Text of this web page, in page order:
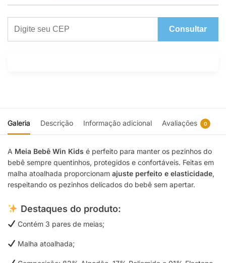
Consultar
Galeria Descrição Informação adicional Avaliações 0
A Meia Bebê Win Kids é perfeito para manter os pezinhos do
bebê sempre quentinhos, protegidos e confortáveis. Feitas em
malha atoalhada proporcionam ajuste perfeito e elasticidade,
respeitando os pezinhos delicados do bebê sem apertar.
Destaques do produto:
Contém 3 pares de meias;
Malha atoalhada;